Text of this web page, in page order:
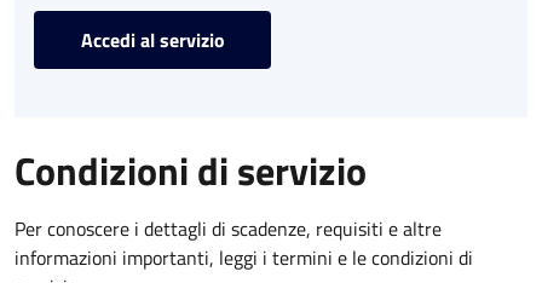
Accedi al servizio
Condizioni di servizio
Per conoscere i dettagli di scadenze, requisiti e altre
informazioni importanti, leggi i termini e le condizioni di